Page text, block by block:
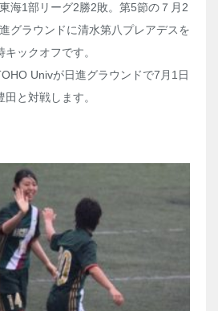
海1部リーグ2勝2敗。第5節の７月2
グラウンドに清水第八プレアデスを
ックオフです。
Univが日進グラウンドで7月1日
田と対戦します。